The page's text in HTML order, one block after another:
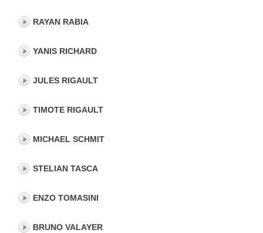
RAYAN RABIA
YANIS RICHARD
JULES RIGAULT
TIMOTE RIGAULT
MICHAEL SCHMIT
STELIAN TASCA
ENZO TOMASINI
BRUNO VALAYER